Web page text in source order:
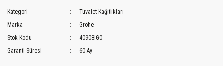
Kategori
Tuvalet Kağıtlıkları
Marka
Grohe
Stok Kodu
40908IG0
Garanti Süresi
60 Ay